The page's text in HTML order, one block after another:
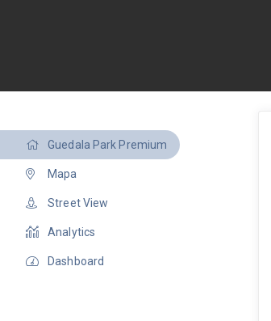
Guedala Park Premium
Mapa
Street View
Analytics
Dashboard